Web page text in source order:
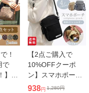
！
で
】ク
リ
【2点ご購入で
10%OFFクーポ
ン】スマホポーチ
キャンバス ショル
938円 1,280円